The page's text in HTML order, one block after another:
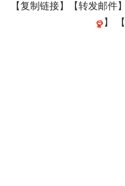
【复制链接】【转发邮件】
】
【